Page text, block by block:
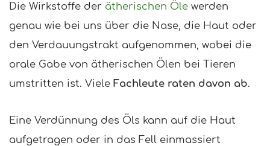
Die Wirkstoffe der ätherischen Öle werden
genau wie bei uns über die Nase, die Haut oder
den Verdauungstrakt aufgenommen, wobei die
orale Gabe von ätherischen Ölen bei Tieren
umstritten ist. Viele Fachleute raten davon ab.
Eine Verdünnung des Öls kann auf die Haut
aufgetragen oder in das Fell einmassiert